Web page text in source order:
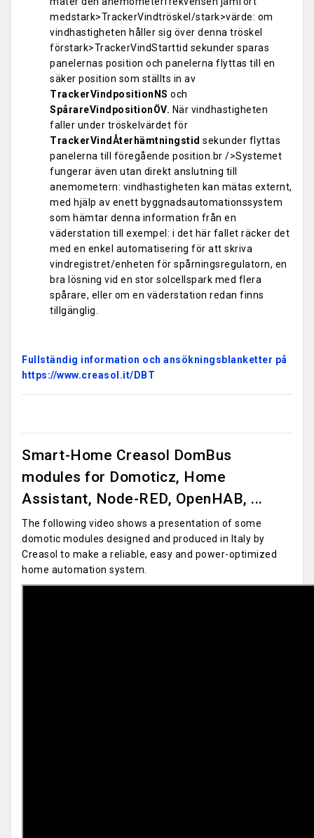
medstark>TrackerVindtröskel/stark>värde: om
vindhastigheten håller sig över denna tröskel
förstark>TrackerVindStarttid sekunder sparas
panelernas position och panelerna flyttas till en
säker position som ställts in av
TrackerVindpositionNS och
SpårareVindpositionÖV. När vindhastigheten
faller under tröskelvärdet för
TrackerVindÅterhämtningstid sekunder flyttas
panelerna till föregående position.br />Systemet
fungerar även utan direkt anslutning till
anemometern: vindhastigheten kan mätas externt,
med hjälp av enett byggnadsautomationssystem
som hämtar denna information från en
väderstation till exempel: i det här fallet räcker det
med en enkel automatisering för att skriva
vindregistret/enheten för spårningsregulatorn, en
bra lösning vid en stor solcellspark med flera
spårare, eller om en väderstation redan finns
tillgänglig.
Fullständig information och ansökningsblanketter på
https://www.creasol.it/DBT
Smart-Home Creasol DomBus
modules for Domoticz, Home
Assistant, Node-RED, OpenHAB, ...
The following video shows a presentation of some
domotic modules designed and produced in Italy by
Creasol to make a reliable, easy and power-optimized
home automation system.